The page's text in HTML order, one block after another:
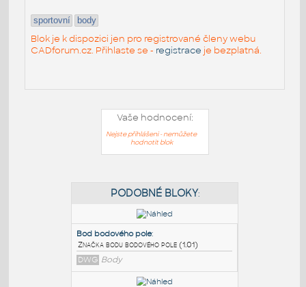
sportovní body
Blok je k dispozici jen pro registrované členy webu
CADforum.cz. Přihlaste se - registrace je bezplatná.
Vaše hodnocení:
Nejste přihlášeni - nemůžete
hodnotit blok